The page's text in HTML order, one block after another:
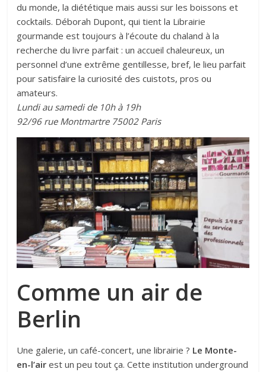
du monde, la diététique mais aussi sur les boissons et
cocktails. Déborah Dupont, qui tient la Librairie
gourmande est toujours à l’écoute du chaland à la
recherche du livre parfait : un accueil chaleureux, un
personnel d’une extrême gentillesse, bref, le lieu parfait
pour satisfaire la curiosité des cuistots, pros ou
amateurs.
Lundi au samedi de 10h à 19h
92/96 rue Montmartre 75002 Paris
Comme un air de
Berlin
Une galerie, un café-concert, une librairie ? Le Monte-
en-l’air est un peu tout ça. Cette institution underground